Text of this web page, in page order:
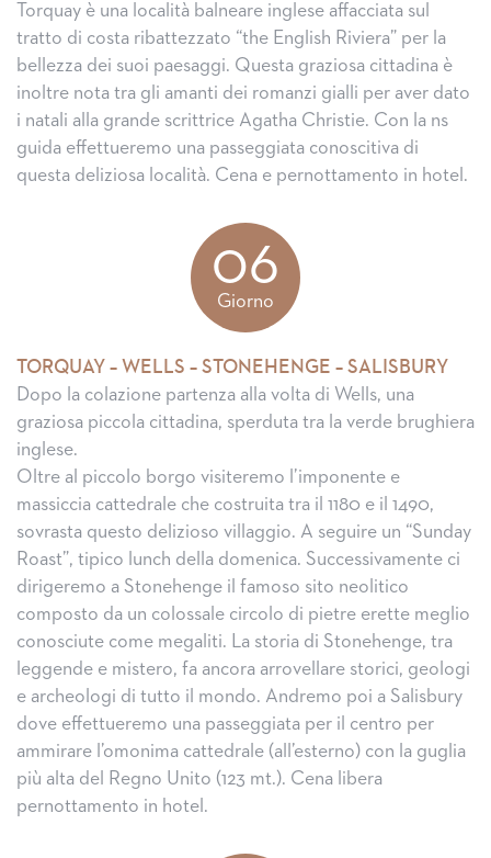
Torquay è una località balneare inglese affacciata sul
tratto di costa ribattezzato “the English Riviera” per la
bellezza dei suoi paesaggi. Questa graziosa cittadina è
inoltre nota tra gli amanti dei romanzi gialli per aver dato
i natali alla grande scrittrice Agatha Christie. Con la ns
guida effettueremo una passeggiata conoscitiva di
questa deliziosa località. Cena e pernottamento in hotel.
06
Giorno
TORQUAY – WELLS – STONEHENGE – SALISBURY
Dopo la colazione partenza alla volta di Wells, una
graziosa piccola cittadina, sperduta tra la verde brughiera
inglese.
Oltre al piccolo borgo visiteremo l’imponente e
massiccia cattedrale che costruita tra il 1180 e il 1490,
sovrasta questo delizioso villaggio. A seguire un “Sunday
Roast”, tipico lunch della domenica. Successivamente ci
dirigeremo a Stonehenge il famoso sito neolitico
composto da un colossale circolo di pietre erette meglio
conosciute come megaliti. La storia di Stonehenge, tra
leggende e mistero, fa ancora arrovellare storici, geologi
e archeologi di tutto il mondo. Andremo poi a Salisbury
dove effettueremo una passeggiata per il centro per
ammirare l’omonima cattedrale (all’esterno) con la guglia
più alta del Regno Unito (123 mt.). Cena libera
pernottamento in hotel.